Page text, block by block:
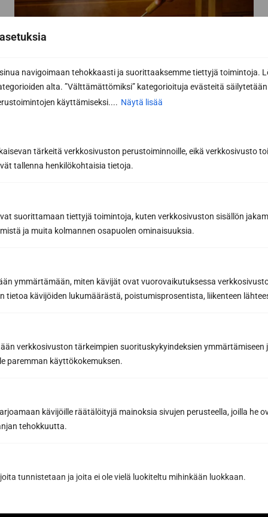
navigoimaan tehokkaasti ja suorittaaksemme tiettyjä toimintoja.
alta. ”Välttämättömiksi” kategorioituja evästeitä säilytetään
käyttämiseksi.... Näytä lisää
tärkeitä verkkosivuston perustoiminnoille, eikä verkkosivusto
tallenna henkilökohtaisia tietoja.
suorittamaan tiettyjä toimintoja, kuten verkkosivuston sisällön
ja muita kolmannen osapuolen ominaisuuksia.
ymmärtämään, miten kävijät ovat vuorovaikutuksessa
tietoa kävijöiden lukumäärästä, poistumisprosentista, liikenteen
verkkosivuston tärkeimpien suorituskykyindeksien ymmärtämiseen
paremman käyttökokemuksen.
kävijöille räätälöityjä mainoksia sivujen perusteella, joilla he
tehokkuutta.
tunnistetaan ja joita ei ole vielä luokiteltu mihinkään luokkaan.
Saat saunan rakentamisen ammattilaisen
yhteystyökumppaneidemme etuja, joilla teet
parhaat saunahankinnat
Tilaamalla hyväksyt Sun Sauna Oy:n
Voit peruttaa liittymisen koska tahansa, eikä se sido sinua